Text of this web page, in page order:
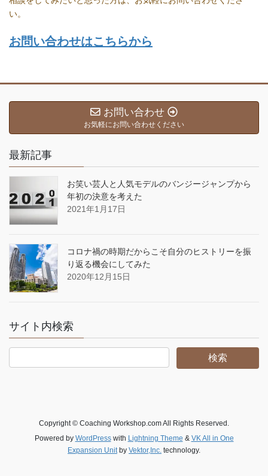
い。
お問い合わせはこちらから
お問い合わせ
お気軽にお問い合わせください
最新記事
お笑い芸人と人気モデルのバンジージャンプから
年初の決意を考えた
2021年1月17日
コロナ禍の時期だからこそ自分のヒストリーを振
り返る機会にしてみた
2020年12月15日
サイト内検索
Copyright © Coaching Workshop.com All Rights Reserved.
Powered by WordPresswith Lightning Theme & VK All in One
Expansion Unitby Vektor,Inc. technology.